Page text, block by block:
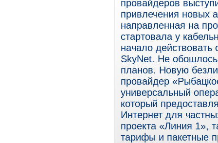
провайдеров
привлечения новых
направленная на
стартовала у
начало
SkyNet. Не
планов. Новую
провайдер
универсальный
который
Интернет для
проекта «Линия 1»,
тарифы и пакетные